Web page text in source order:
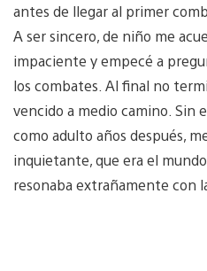
antes de llegar al primer
A ser sincero, de niño me
impaciente y empecé a
los combates. Al final no
vencido a medio camino. Sin
como adulto años después,
inquietante, que era el
resonaba extrañamente con